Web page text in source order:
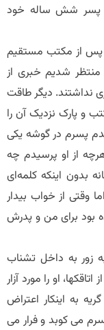
پسر شش ساله خود
پس از مکتب مستقیم
شدیم خبری از
دیگر طاقت
و پارک نزدیک آن را
پسرم در گوشه یکی
از او پرسیدم چه
بدون اینکه کلمه‌ای
وقتی از خواب بیدار
بود برای من و پدرش
زور به داخل تشناب
او را مورد آزار
به اینکار اعتراض
می کوبد و فرار می